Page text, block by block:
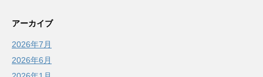
アーカイブ
2026年7月
2026年6月